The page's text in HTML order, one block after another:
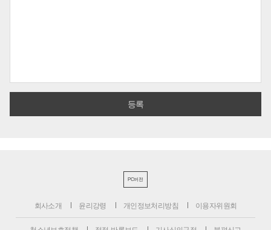
PC버전
회사소개 윤리강령 개인정보처리방침 이용자위원회